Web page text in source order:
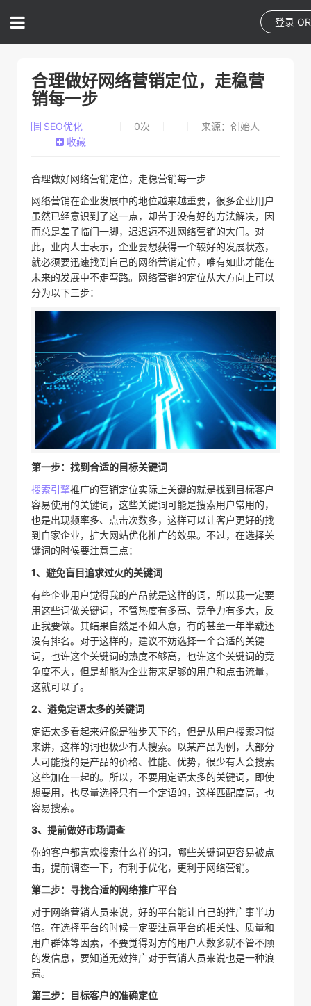
登录
合理做好网络营销定位，走稳营
销每一步
SEO优化 0次
来源：创始人
收藏
合理做好网络营销定位，走稳营销每一步
网络营销在企业发展中的地位越来越重要，很多企业用户
虽然已经意识到了这一点，却苦于没有好的方法解决，因
而总是差了临门一脚，迟迟迈不进网络营销的大门。对
此，业内人士表示，企业要想获得一个较好的发展状态，
就必须要迅速找到自己的网络营销定位，唯有如此才能在
未来的发展中不走弯路。网络营销的定位从大方向上可以
分为以下三步：
第一步：找到合适的目标关键词
搜索引擎推广的营销定位实际上关键的就是找到目标客户
容易使用的关键词，这些关键词可能是搜索用户常用的，
也是出现频率多、点击次数多，这样可以让客户更好的找
到自家企业，扩大网站优化推广的效果。不过，在选择关
键词的时候要注意三点：
1、避免盲目追求过火的关键词
有些企业用户觉得我的产品就是这样的词，所以我一定要
用这些词做关键词，不管热度有多高、竞争力有多大，反
正我要做。其结果自然是不如人意，有的甚至一年半载还
没有排名。对于这样的，建议不妨选择一个合适的关键
词，也许这个关键词的热度不够高，也许这个关键词的竞
争度不大，但是却能为企业带来足够的用户和点击流量，
这就可以了。
2、避免定语太多的关键词
定语太多看起来好像是独步天下的，但是从用户搜索习惯
来讲，这样的词也极少有人搜索。以某产品为例，大部分
人可能搜的是产品的价格、性能、优势，很少有人会搜索
这些加在一起的。所以，不要用定语太多的关键词，即使
想要用，也尽量选择只有一个定语的，这样匹配度高，也
容易搜索。
3、提前做好市场调查
你的客户都喜欢搜索什么样的词，哪些关键词更容易被点
击，提前调查一下，有利于优化，更利于网络营销。
第二步：寻找合适的网络推广平台
对于网络营销人员来说，好的平台能让自己的推广事半功
倍。在选择平台的时候一定要注意平台的相关性、质量和
用户群体等因素，不要觉得对方的用户人数多就不管不顾
的发信息，要知道无效推广对于营销人员来说也是一种浪
费。
第三步：目标客户的准确定位